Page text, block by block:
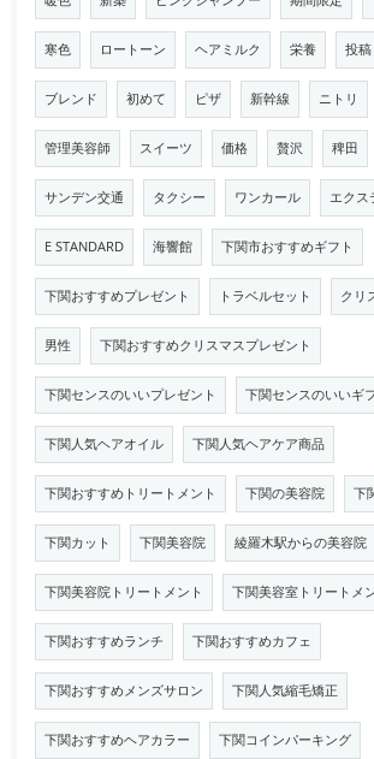
寒色 ロートーン ヘアミルク 栄養 投稿
ブレンド 初めて ピザ 新幹線 ニトリ
管理美容師 スイーツ 価格 贅沢 稗田
サンデン交通 タクシー ワンカール エクス
E STANDARD 海響館 下関市おすすめギフト
下関おすすめプレゼント トラベルセット クリ
男性 下関おすすめクリスマスプレゼント
下関センスのいいプレゼント 下関センスのいいギ
下関人気ヘアオイル 下関人気ヘアケア商品
下関おすすめトリートメント 下関の美容院 下
下関カット 下関美容院 綾羅木駅からの美容院
下関美容院トリートメント 下関美容室トリートメ
下関おすすめランチ 下関おすすめカフェ
下関おすすめメンズサロン 下関人気縮毛矯正
下関おすすめヘアカラー 下関コインパーキング